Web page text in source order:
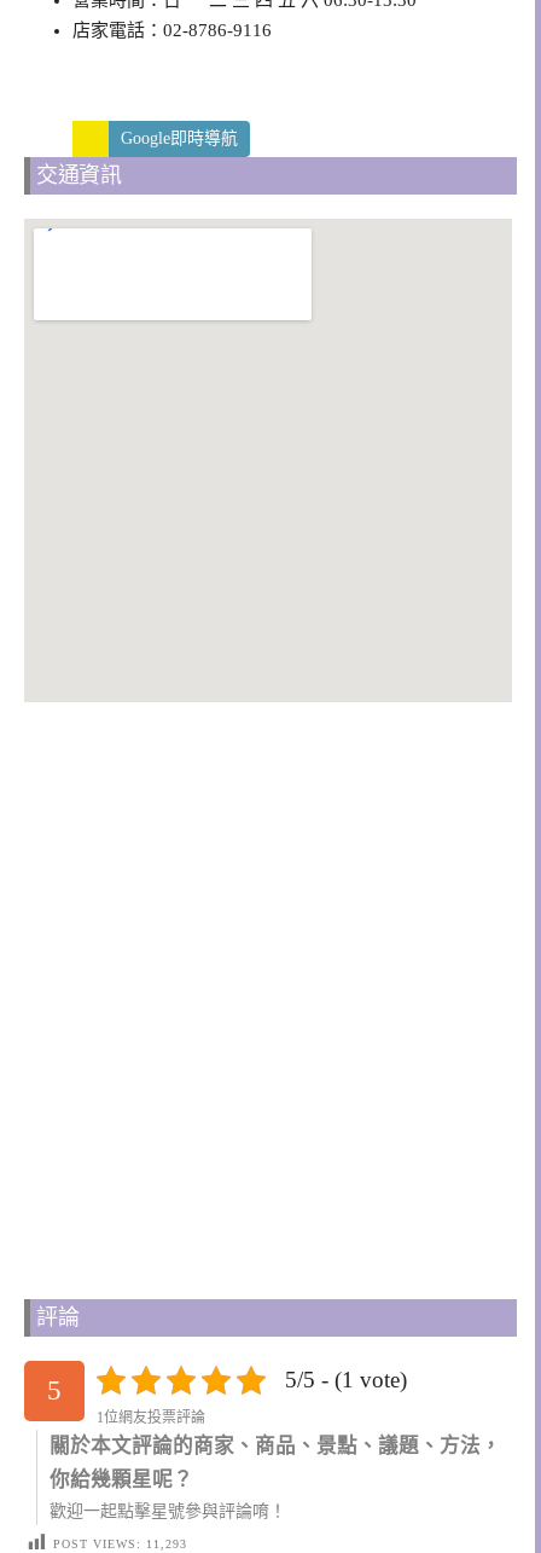
店家電話：02-8786-9116
Google即時導航
交通資訊
評論
5 5/5 - (1 vote)
1位網友投票評論
關於本文評論的商家、商品、景點、議題、方法，
你給幾顆星呢？
歡迎一起點擊星號參與評論唷！
POST VIEWS: 11,293